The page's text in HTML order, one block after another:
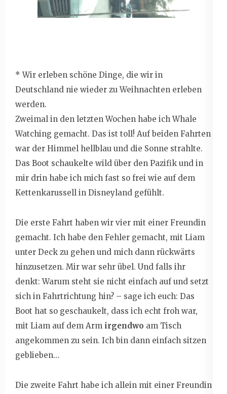
* Wir erleben schöne Dinge, die wir in
Deutschland nie wieder zu Weihnachten erleben
werden.
Zweimal in den letzten Wochen habe ich Whale
Watching gemacht. Das ist toll! Auf beiden Fahrten
war der Himmel hellblau und die Sonne strahlte.
Das Boot schaukelte wild über den Pazifik und in
mir drin habe ich mich fast so frei wie auf dem
Kettenkarussell in Disneyland gefühlt.
Die erste Fahrt haben wir vier mit einer Freundin
gemacht. Ich habe den Fehler gemacht, mit Liam
unter Deck zu gehen und mich dann rückwärts
hinzusetzen. Mir war sehr übel. Und falls ihr
denkt: Warum steht sie nicht einfach auf und setzt
sich in Fahrtrichtung hin? – sage ich euch: Das
Boot hat so geschaukelt, dass ich echt froh war,
mit Liam auf dem Arm irgendwo am Tisch
angekommen zu sein. Ich bin dann einfach sitzen
geblieben…
Die zweite Fahrt habe ich allein mit einer Freundin